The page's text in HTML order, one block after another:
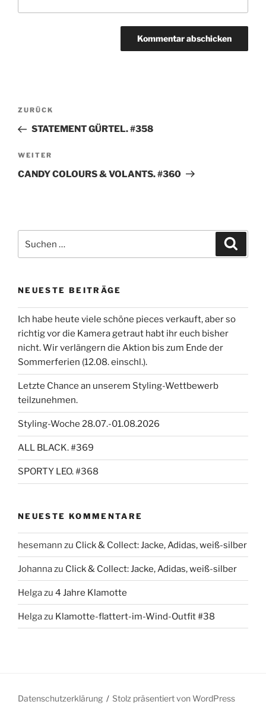
Beitragsnavigation
Vorheriger
Beitrag
ZURÜCK
STATEMENT GÜRTEL. #358
Nächster
Beitrag
WEITER
CANDY COLOURS & VOLANTS. #360
nach:
NEUESTE BEITRÄGE
Ich habe heute viele schöne pieces verkauft, aber so
richtig vor die Kamera getraut habt ihr euch bisher
nicht. Wir verlängern die Aktion bis zum Ende der
Sommerferien (12.08. einschl.).
Letzte Chance an unserem Styling-Wettbewerb
teilzunehmen.
Styling-Woche 28.07.-01.08.2026
ALL BLACK. #369
SPORTY LEO. #368
NEUESTE KOMMENTARE
hesemann zu Click & Collect: Jacke, Adidas, weiß-silber
Johannazu Click & Collect: Jacke, Adidas, weiß-silber
Helgazu 4 Jahre Klamotte
Helgazu Klamotte-flattert-im-Wind-Outfit #38
Datenschutzerklärung Stolz präsentiert von WordPress